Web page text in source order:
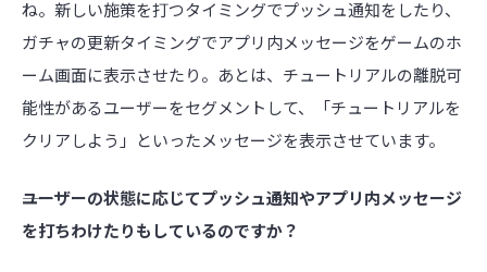
ね。新しい施策を打つタイミングでプッシュ通知をしたり、
ガチャの更新タイミングでアプリ内メッセージをゲームのホ
ーム画面に表示させたり。あとは、チュートリアルの離脱可
能性があるユーザーをセグメントして、「チュートリアルを
クリアしよう」といったメッセージを表示させています。
――ユーザーの状態に応じてプッシュ通知やアプリ内メッセージ
を打ちわけたりもしているのですか？